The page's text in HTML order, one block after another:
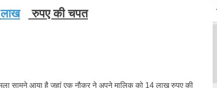
लाख रुपए की चपत
सामने आया है जहां एक नौकर ने अपने मालिक को 14 लाख रुपए की